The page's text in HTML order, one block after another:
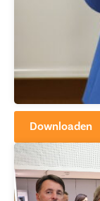
Downloaden